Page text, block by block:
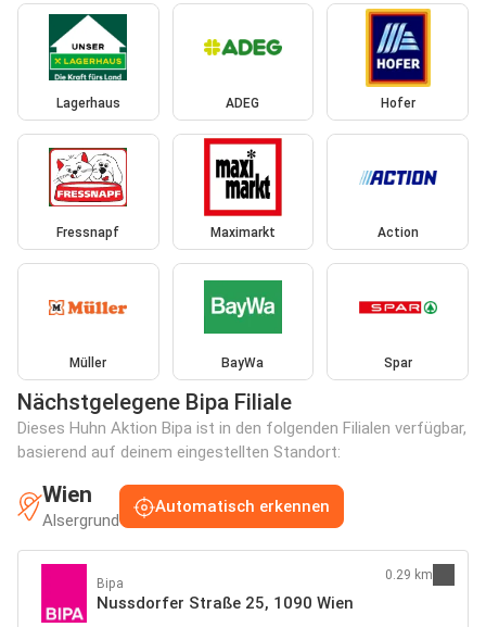
Lagerhaus ADEG Hofer
Fressnapf Maximarkt Action
Müller BayWa Spar
Nächstgelegene Bipa Filiale
Dieses Huhn Aktion Bipa ist in den folgenden Filialen verfügbar,
basierend auf deinem eingestellten Standort:
Wien
Alsergrund
Automatisch erkennen
Bipa
Nussdorfer Straße 25, 1090 Wien
0.29 km